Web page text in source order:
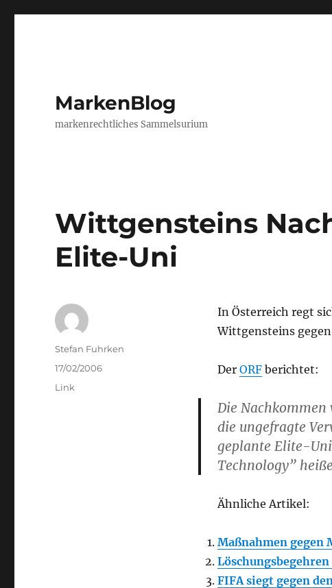
MarkenBlog
markenrechtliches Sammelsurium
Wittgensteins
Elite-Uni
In Österreich regt
Wittgensteins
Der ORFberichtet:
Die
die ungefragte
geplante Elite-
Technology”
Ähnliche Artikel:
Maßnahmen gegen
FIFA siegt gegen
Author
Stefan Fuhrken
Posted
on
17/02/2006
Categories
Link